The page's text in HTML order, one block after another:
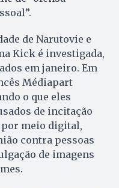
de Narutovie e
Kick é investigada,
em janeiro. Em
Médiapart
o que eles
de incitação
por meio digital,
contra pessoas
de imagens